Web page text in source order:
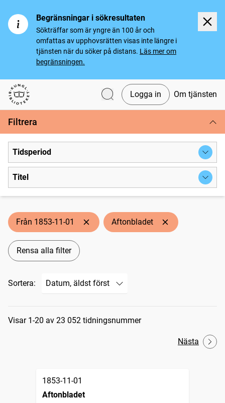
Begränsningar i sökresultaten
Sökträffar som är yngre än 100 år och
omfattas av upphovsrätten visas inte längre i
tjänsten när du söker på distans. Läs mer om
begränsningen.
Svenska tidningar
Logga in Om tjänsten
Filtrera
Tidsperiod
Titel
Från 1853-11-01 Aftonbladet
Rensa alla filter
Sortera:
Sökresultat
Visar 1-20 av 23 052 tidningsnummer
Nästa
1853-11-01
Aftonbladet